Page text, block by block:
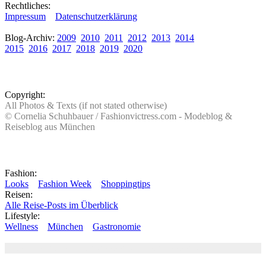
Rechtliches:
Impressum
Datenschutzerklärung
Blog-Archiv: 2009 2010 2011 2012 2013 2014
2015 2016 2017 2018 2019 2020
Copyright:
All Photos & Texts (if not stated otherwise)
© Cornelia Schuhbauer / Fashionvictress.com - Modeblog &
Reiseblog aus München
Fashion:
Looks
Fashion Week
Shoppingtips
Reisen:
Alle Reise-Posts im Überblick
Lifestyle:
Wellness
München Gastronomie